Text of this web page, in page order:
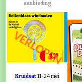
aanbieding
VERLOPEN
Kruidvat11-24 mei